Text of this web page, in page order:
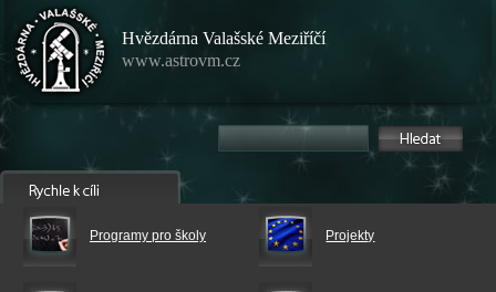
Hvězdárna Valašské Meziříčí
www.astrovm.cz
Programy pro školy Projekty